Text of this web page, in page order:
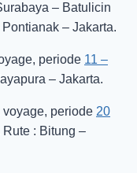
– Batulicin
– Jakarta.
periode 11 –
– Jakarta.
voyage, periode 20
Rute : Bitung –